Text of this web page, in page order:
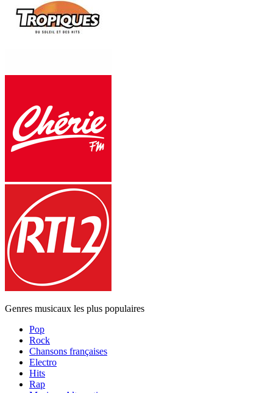
Genres musicaux les plus populaires
Pop
Rock
Chansons françaises
Electro
Hits
Rap